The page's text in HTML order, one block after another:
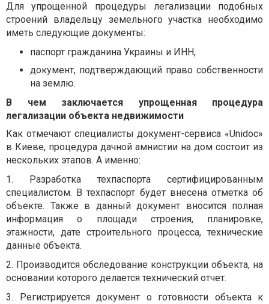
Для упрощенной процедуры легализации подобных
строений владельцу земельного участка необходимо
иметь следующие документы:
паспорт гражданина Украины и ИНН,
документ, подтверждающий право собственности
на землю.
В чем заключается упрощенная процедура
легализации объекта недвижимости
Как отмечают специалисты документ-сервиса «Unidoc»
в Киеве, процедура дачной амнистии на дом состоит из
нескольких этапов. А именно:
1.
Разработка техпаспорта сертифицированным
специалистом. В техпаспорт будет внесена отметка об
объекте. Также в данный документ вносится полная
информация о площади строения, планировке,
этажности, дате строительного процесса, технические
данные объекта.
2. Производится обследование конструкции объекта, на
основании которого делается технический отчет.
3.
Регистрируется документ о готовности объекта к